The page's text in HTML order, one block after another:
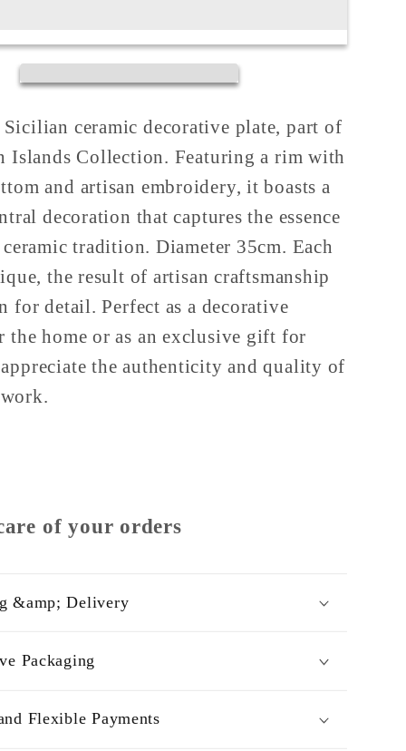
35cm
Sicilian ceramic decorative plate, part of
Islands Collection. Featuring a rim with
and artisan embroidery, it boasts a
decoration that captures the essence
tradition. Diameter 35cm. Each
the result of artisan craftsmanship
for detail. Perfect as a decorative
the home or as an exclusive gift for
the authenticity and quality of
of your orders
&amp; Delivery
Packaging
Flexible Payments